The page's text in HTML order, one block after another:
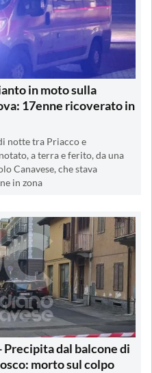
in moto sulla
17enne ricoverato in
notte tra Priacco e
a terra e ferito, da una
Canavese, che stava
in zona
dal balcone di
morto sul colpo